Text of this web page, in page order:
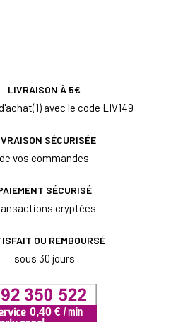
LIVRAISON À 5€
avec le code LIV149
SÉCURISÉE
de vos commandes
SÉCURISÉ
cryptées
OU REMBOURSÉ
sous 30 jours